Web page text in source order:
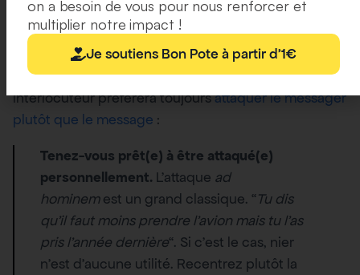
dernier, on préfère faire porter la responsabilité sur
l’écolo et son iPhone.
Premièrement, ce n’est pas surprenant. Votre
interlocuteur préfèrera toujoursattaquer le messager
plutôt que le message :
Tenez-vous prêt(e) à être attaqué(e)
personnellement. L’attaque ad
hominemest un grand classique. “Tu dis
qu’il faut moins prendre l’avion mais tu l’as
pris l’année dernière“. Si c’est le cas, nier
n’est d’aucune utilité. Recentrez plutôt la
on a besoin de vous pour nous renforcer et
multiplier notre impact !
Je soutiens Bon Pote à partir d'1€